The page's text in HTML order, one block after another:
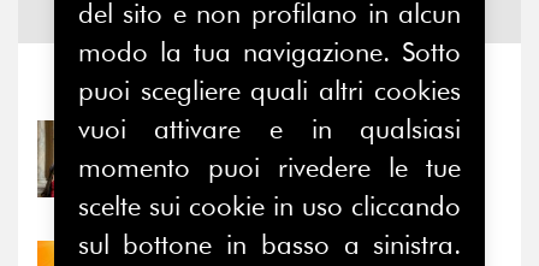
Notizie edEventi
Notizie-Eventi
31/07/2026
Prima della pausa estiva,
il valore di...
del sito e non profilano in alcun
modo la tua navigazione. Sotto
puoi scegliere quali altri cookies
vuoi attivare e in qualsiasi
momento puoi rivedere le tue
scelte sui cookie in uso cliccando
sul bottone in basso a sinistra.